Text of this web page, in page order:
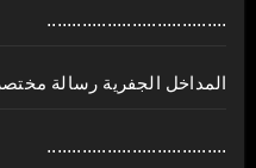
....................................
المداخل الجفرية رسالة
....................................